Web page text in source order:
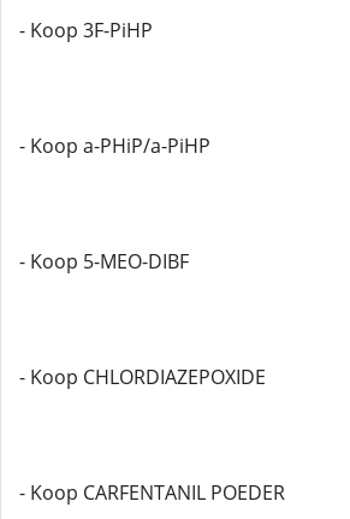
- Koop 3F-PiHP
- Koop a-PHiP/a-PiHP
- Koop 5-MEO-DIBF
- Koop CHLORDIAZEPOXIDE
- Koop CARFENTANIL POEDER